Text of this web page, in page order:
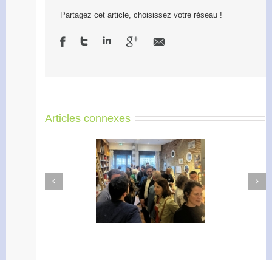
Partagez cet article, choisissez votre réseau !
Articles connexes
Accélérateur de
l’engagement
Previous
Next